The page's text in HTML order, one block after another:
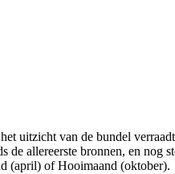
uitzicht van de bundel
allereerste bronnen, en nog
(april) of Hooimaand (oktober).